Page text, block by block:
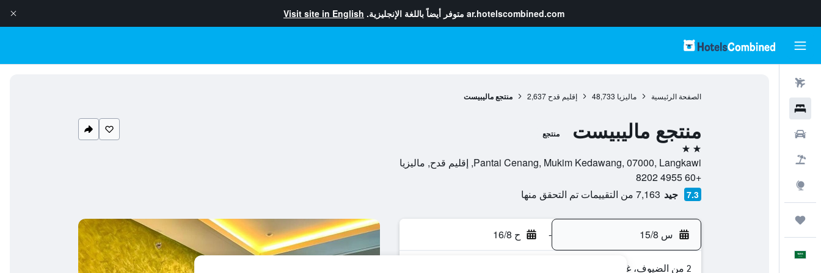
ar.hotelscombined.com متوفر أيضاً باللغة الإنجليزية. Visit site in English
الصفحة الرئيسية ماليزيا 48,733 إقليم قدح 2,637 منتجع ماليبيست
منتجع ماليبيست منتجع
2 نجمتين
Pantai Cenang, Mukim Kedawang, 07000, Langkawi, إقليم قدح, ماليزيا
+60 4955 8202
7.3 جيد 7,163 من التقييمات تم التحقق منها
س 15/8 - ح 16/8
2 من الضيوف، غرفة واحدة